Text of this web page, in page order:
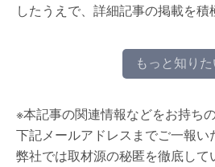
したうえで、詳細記事の掲載を積
もっと知りた
※本記事の関連情報などをお持ち
下記メールアドレスまでご一報い
弊社では取材源の秘匿を徹底して